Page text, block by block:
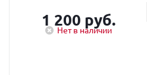
1 200 руб.
Нет в наличии